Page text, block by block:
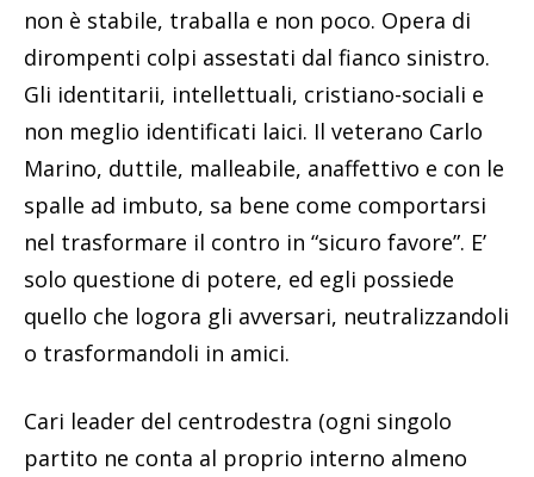
non è stabile, traballa e non poco. Opera di
dirompenti colpi assestati dal fianco sinistro.
Gli identitarii, intellettuali, cristiano-sociali e
non meglio identificati laici. Il veterano Carlo
Marino, duttile, malleabile, anaffettivo e con le
spalle ad imbuto, sa bene come comportarsi
nel trasformare il contro in “sicuro favore”. E’
solo questione di potere, ed egli possiede
quello che logora gli avversari, neutralizzandoli
o trasformandoli in amici.
Cari leader del centrodestra (ogni singolo
partito ne conta al proprio interno almeno